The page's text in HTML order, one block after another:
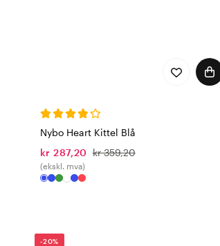
Nybo Heart Kittel Blå
kr 287,20 kr 359,20
(ekskl. mva)
-20%